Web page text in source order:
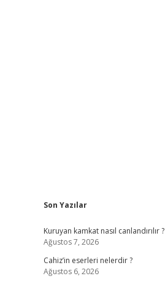
Sidebar
Son Yazılar
Kuruyan kamkat nasıl canlandırılır ?
Ağustos 7, 2026
Cahiz’in eserleri nelerdir ?
Ağustos 6, 2026
ilbet mobil giriş